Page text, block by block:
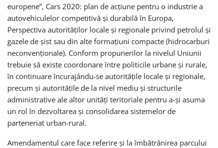
europene”, Cars 2020: plan de acțiune pentru o industrie a
autovehiculelor competitivă și durabilă în Europa,
Perspectiva autorităților locale și regionale privind petrolul și
gazele de șist sau din alte formațiuni compacte (hidrocarburi
neconvenționale). Conform propunerilor la nivelul Uniunii
trebuie să existe coordonare între politicile urbane și rurale,
în continuare încurajându-se autoritățile locale și regionale,
precum și autoritățile de la nivel mediu și structurile
administrative ale altor unități teritoriale pentru a-și asuma
un rol în dezvoltarea și consolidarea sistemelor de
parteneriat urban-rural.
Amendamentul care face referire și la îmbătrânirea parcului